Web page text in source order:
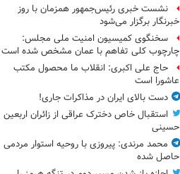
نشست خبری رئیس‌جمهور همزمان با روز
خبرنگار برگزار می‌شود
سخنگوی کمیسیون امنیت ملی مجلس:
چارچوب کلی تفاهم با عمان مشخص شده است
حاج علی اکبری: انقلاب ما محصول مکتب
عاشورا است
دست بالای ایران در مذاکرات جاری!
استقبال خاص دخترک عراقی از زائران اربعین
حسینی
محمد مرندی: پیروزی با روحیه استوار مردمی
حاصل شده